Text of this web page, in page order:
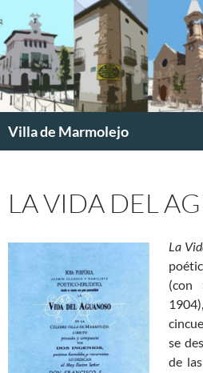
Villa de Marmolejo
LA VIDA DEL
La
(con
se
de